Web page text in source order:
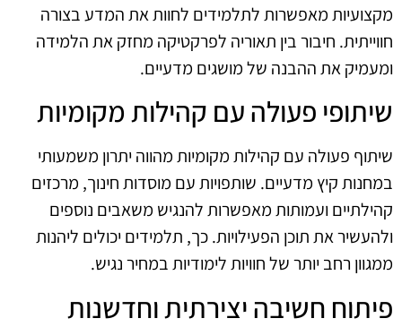
מקצועיות מאפשרות לתלמידים לחוות את המדע בצורה
חווייתית. חיבור בין תאוריה לפרקטיקה מחזק את הלמידה
ומעמיק את ההבנה של מושגים מדעיים.
שיתופי פעולה עם קהילות מקומיות
שיתוף פעולה עם קהילות מקומיות מהווה יתרון משמעותי
במחנות קיץ מדעיים. שותפויות עם מוסדות חינוך, מרכזים
קהילתיים ועמותות מאפשרות להנגיש משאבים נוספים
ולהעשיר את תוכן הפעילויות. כך, תלמידים יכולים ליהנות
ממגוון רחב יותר של חוויות לימודיות במחיר נגיש.
פיתוח חשיבה יצירתית וחדשנות